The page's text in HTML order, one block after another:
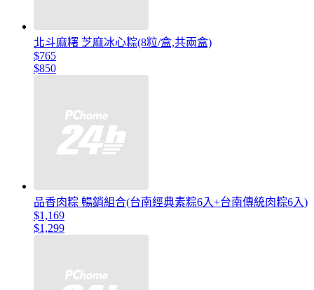
北斗麻糬 芝麻冰心粽(8粒/盒,共兩盒)
$765
$850
品香肉粽 暢銷組合(台南經典素粽6入+台南傳統肉粽6入)
$1,169
$1,299